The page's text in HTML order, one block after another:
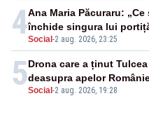
4Social-2 aug. 2026, 23:25
Ana Maria Păcuraru:
închide singura lui
5Social-2 aug. 2026, 19:28
Drona care a ținut
deasupra apelor